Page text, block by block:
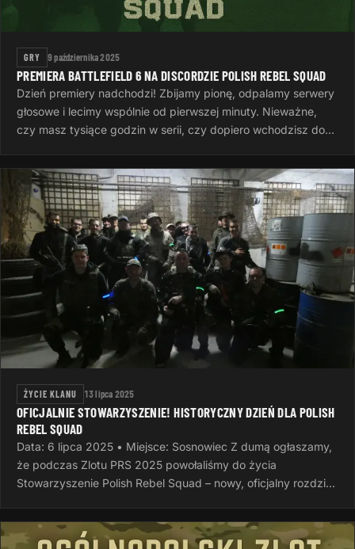
GRY 9 października 2025
PREMIERA BATTLEFIELD 6 NA DISCORDZIE POLISH REBEL SQUAD
Dzień premiery nadchodzi! Zbijamy pionę, odpalamy serwery
głosowe i lecimy wspólnie od pierwszej minuty. Nieważne,
czy masz tysiące godzin w serii, czy dopiero wchodzisz do
ŻYCIE KLANU 13 lipca 2025
OFICJALNIE STOWARZYSZENIE! HISTORYCZNY DZIEŃ DLA POLISH
REBEL SQUAD
Data: 6 lipca 2025 • Miejsce: Sosnowiec Z dumą ogłaszamy,
że podczas Zlotu PRS 2025 powołaliśmy do życia
Stowarzyszenie Polish Rebel Squad – nowy, oficjalny rozdział